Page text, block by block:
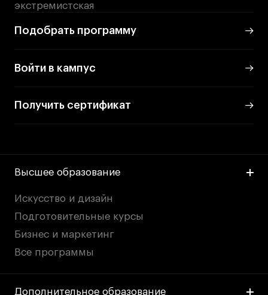
экстремистская
Подобрать программу
Войти в кампус
Получить сертификат
Высшее образование
Искусство и дизайн
Подготовительные курсы
Бизнес и маркетинг
Все программы
Дополнительное образование